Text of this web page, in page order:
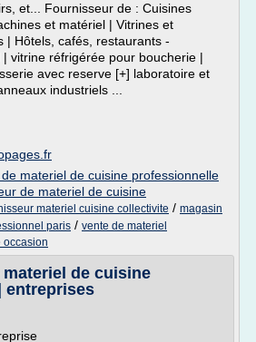
et... Fournisseur de : Cuisines
et matériel | Vitrines et
| Hôtels, cafés, restaurants -
vitrine réfrigérée pour boucherie |
avec reserve [+] laboratoire et
industriels ...
materiel de cuisine professionnelle
de materiel de cuisine
materiel cuisine collectivite / magasin
paris / vente de materiel
occasion
de cuisine
entreprises